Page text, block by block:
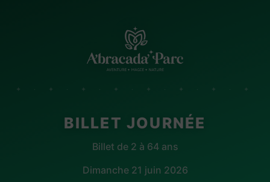
✦ · ✦ · ✦ · ✦ · ✦ · ✦ · ✦ · ✦
BILLET JOURNÉE
Billet de 2 à 64 ans
Dimanche 21 juin 2026